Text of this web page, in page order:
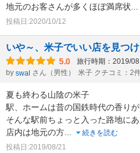
地元のお客さんが多くほぼ満席状...
投稿日:2020/10/12
いや～、米子でいい店を見つ
5.0 旅行時期：2019/08
by swal さん（男性） 米子 クチコミ：2
夏も終わる山陰の米子
駅、ホームは昔の国鉄時代の香り
そんな駅前ちょっと入った路地に
店内は地元の方...
続きを読む
投稿日:2019/08/21